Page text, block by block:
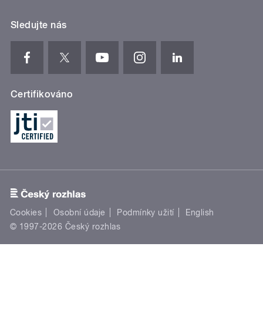
Sledujte nás
Certifikováno
Cookies Osobní údaje Podmínky užití
English
© 1997-2026 Český rozhlas